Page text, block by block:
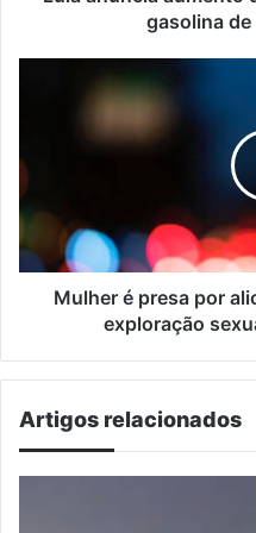
gasolina de
aliciar
jovem
argentina
para
exploração
sexual
do
Mulher é presa por
exploração
Artigos relacionados